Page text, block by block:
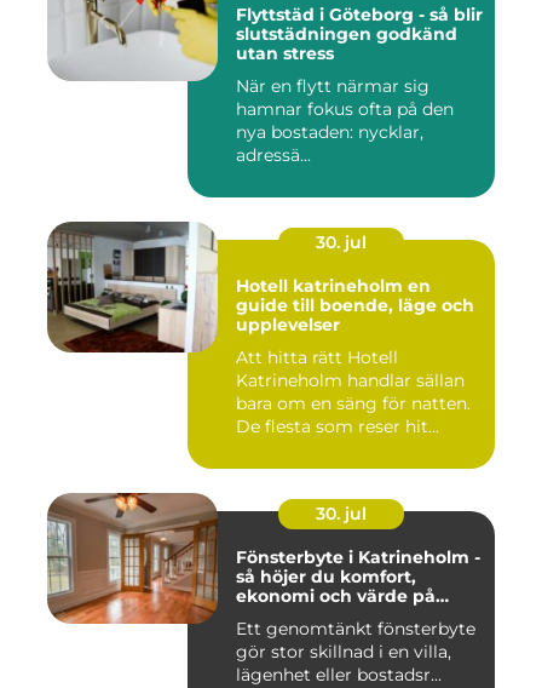
Flyttstäd i Göteborg - så blir
slutstädningen godkänd
utan stress
När en flytt närmar sig
hamnar fokus ofta på den
nya bostaden: nycklar,
adressä...
30. jul
Hotell katrineholm en
guide till boende, läge och
upplevelser
Att hitta rätt Hotell
Katrineholm handlar sällan
bara om en säng för natten.
De flesta som reser hit...
30. jul
Fönsterbyte i Katrineholm -
så höjer du komfort,
ekonomi och värde på
Ett genomtänkt fönsterbyte
gör stor skillnad i en villa,
lägenhet eller bostadsr...